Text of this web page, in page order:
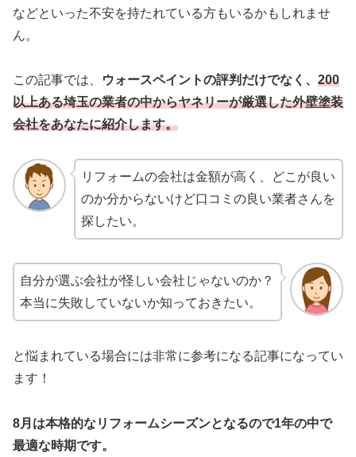
などといった不安を持たれている方もいるかもしれませ
ん。
この記事では、 ウォースペイントの評判だけでなく、 200
以上ある埼玉の業者の中からヤネリーが厳選した外壁塗装
会社をあなたに紹介します。
リフォームの会社は金額が高く、どこが良い
のか分からないけど口コミの良い業者さんを
探したい。
自分が選ぶ会社が怪しい会社じゃないのか？
本当に失敗していないか知っておきたい。
と悩まれている場合には非常に参考になる記事になってい
ます！
8月は本格的なリフォームシーズンとなるので1年の中で
最適な時期です。